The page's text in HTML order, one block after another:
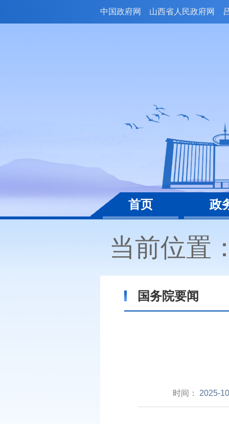
中国政府网 山西省人民政府网
首页 政
当前位置
国务院要闻
时间： 2025-